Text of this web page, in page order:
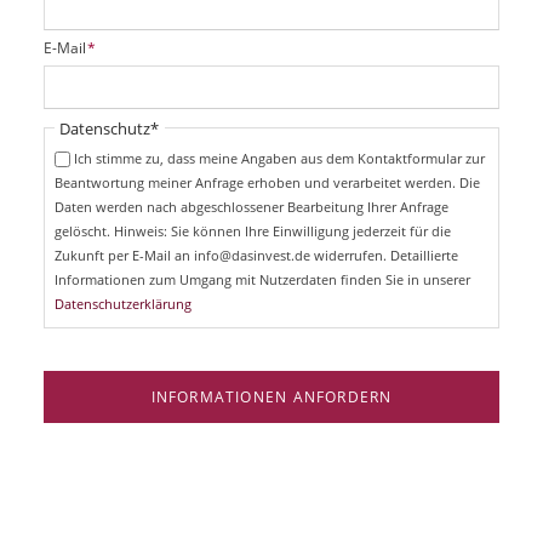
i
c
t
f
P
f
i
E-Mail*
Pflichtfeld
Datenschutz*
Ich stimme zu, dass meine Angaben aus dem Kontaktformular zur
Beantwortung meiner Anfrage erhoben und verarbeitet werden. Die
Daten werden nach abgeschlossener Bearbeitung Ihrer Anfrage
gelöscht. Hinweis: Sie können Ihre Einwilligung jederzeit für die
Zukunft per E-Mail an info@dasinvest.de widerrufen. Detaillierte
Informationen zum Umgang mit Nutzerdaten finden Sie in unserer
Datenschutzerklärung
INFORMATIONEN ANFORDERN